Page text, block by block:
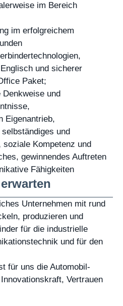
im Bereich
im erfolgreichem
und sicherer
Paket;
und
Eigenantrieb,
und
Kompetenz und
gewinnendes Auftreten
Fähigkeiten
Unternehmen mit rund
produzieren und
für die industrielle
und für den
für uns die Automobil-
Vertrauen